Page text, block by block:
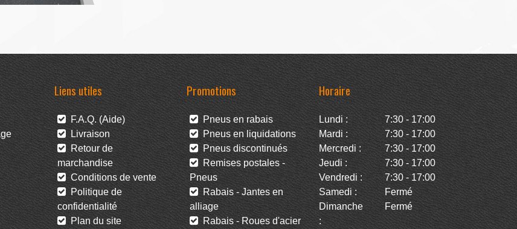
Liens utiles
F.A.Q. (Aide)
Livraison
Retour de
marchandise
Conditions de vente
Politique de
confidentialité
Plan du site
Promotions
Pneus en rabais
Pneus en liquidations
Pneus discontinués
Remises postales -
Pneus
Rabais - Jantes en
alliage
Rabais - Roues d'acier
Horaire
Lundi :
7:30 - 17:00
Mardi :
7:30 - 17:00
Mercredi :
7:30 - 17:00
Jeudi :
7:30 - 17:00
Vendredi :
7:30 - 17:00
Samedi :
Fermé
Dimanche
:
Fermé